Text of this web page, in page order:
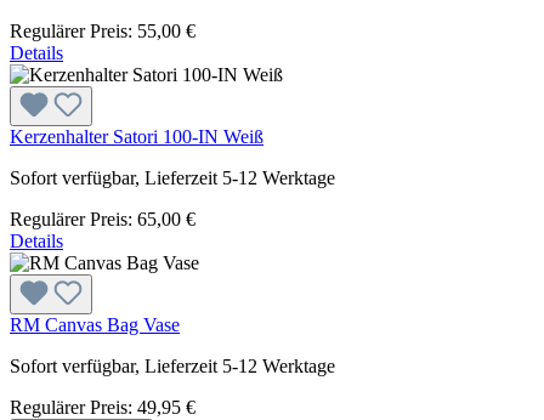
Regulärer Preis: 55,00 €
Details
Kerzenhalter Satori 100-IN Weiß
Sofort verfügbar, Lieferzeit 5-12 Werktage
Regulärer Preis: 65,00 €
Details
RM Canvas Bag Vase
Sofort verfügbar, Lieferzeit 5-12 Werktage
Regulärer Preis: 49,95 €